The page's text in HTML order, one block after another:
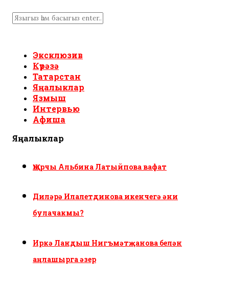
Эксклюзив
Күрәзә
Татарстан
Яңалыклар
Язмыш
Интервью
Афиша
Яңалыклар
Җырчы Альбина Латыйпова вафат
Диләрә Илалетдинова икенчегә әни
булачакмы?
Иркә Ландыш Нигъмәтҗанова белән
аңлашырга әзер